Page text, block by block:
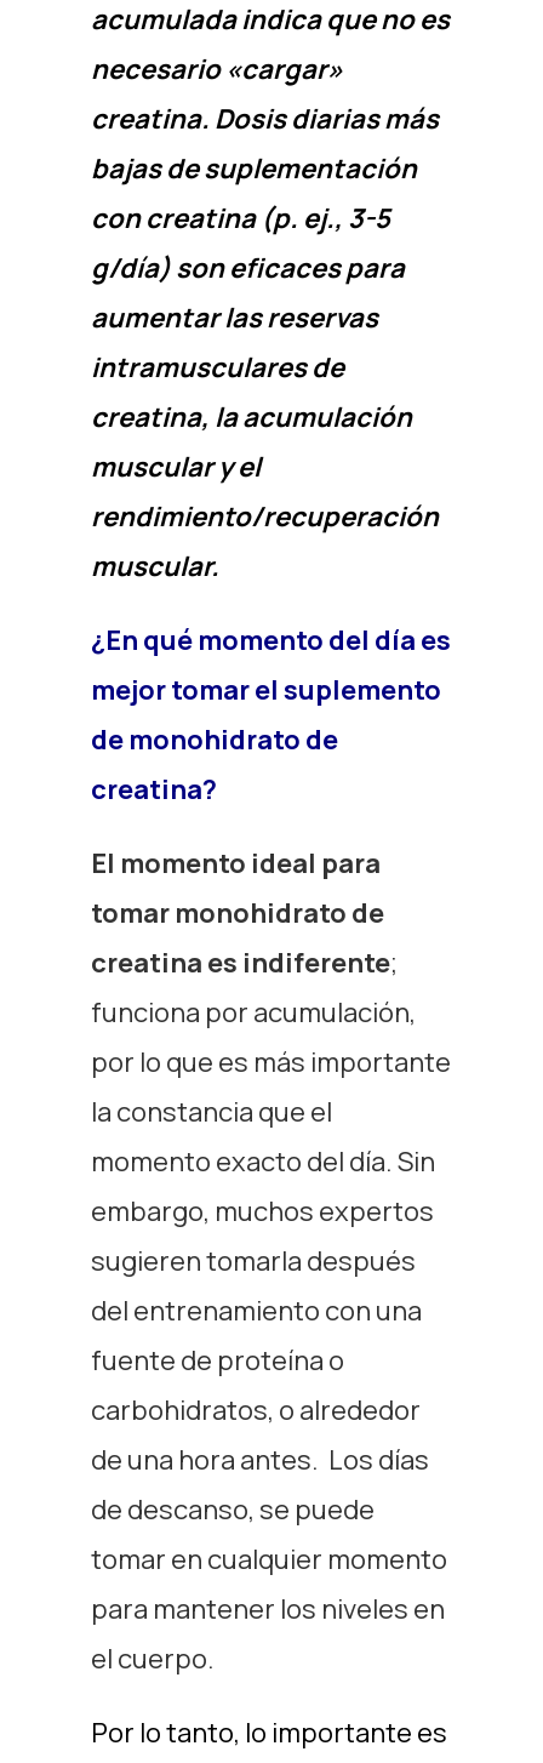
acumulada indica que no es
necesario «cargar»
creatina. Dosis diarias más
bajas de suplementación
con creatina (p. ej., 3-5
g/día) son eficaces para
aumentar las reservas
intramusculares de
creatina, la acumulación
muscular y el
rendimiento/recuperación
muscular.
¿En qué momento del día es
mejor tomar el suplemento
de monohidrato de
creatina?
El momento ideal para
tomar monohidrato de
creatina es indiferente;
funciona por acumulación,
por lo que es más importante
la constancia que el
momento exacto del día. Sin
embargo, muchos expertos
sugieren tomarla después
del entrenamiento con una
fuente de proteína o
carbohidratos, o alrededor
de una hora antes. Los días
de descanso, se puede
tomar en cualquier momento
para mantener los niveles en
el cuerpo.
Por lo tanto, lo importante es